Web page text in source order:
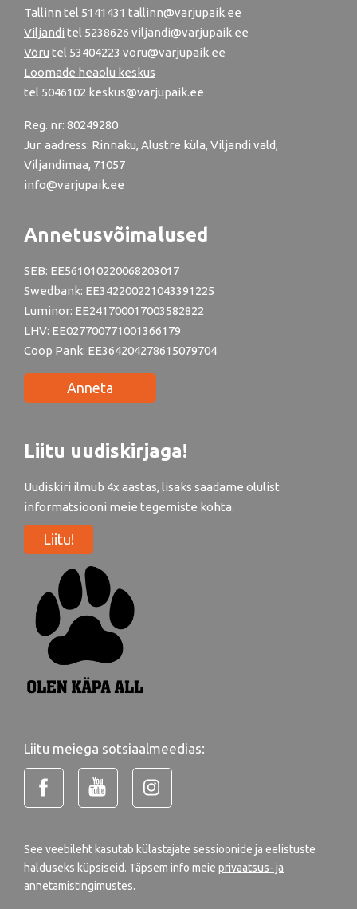
Tallinn tel 5141431 tallinn@varjupaik.ee
Viljandi tel 5238626 viljandi@varjupaik.ee
Võru tel 53404223 voru@varjupaik.ee
Loomade heaolu keskus
tel 5046102 keskus@varjupaik.ee
Reg. nr: 80249280
Jur. aadress: Rinnaku, Alustre küla, Viljandi vald,
Viljandimaa, 71057
info@varjupaik.ee
Annetusvõimalused
SEB: EE561010220068203017
Swedbank: EE342200221043391225
Luminor: EE241700017003582822
LHV: EE027700771001366179
Coop Pank: EE364204278615079704
Anneta
Liitu uudiskirjaga!
Uudiskiri ilmub 4x aastas, lisaks saadame olulist
informatsiooni meie tegemiste kohta.
Liitu!
Liitu meiega sotsiaalmeedias:
See veebileht kasutab külastajate sessioonide ja eelistuste
halduseks küpsiseid. Täpsem info meie privaatsus- ja
annetamistingimustes.